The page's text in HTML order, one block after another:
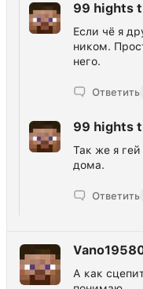
99 hights
Если чё я
ником.
него.
Ответить
99 hights
Так же я
дома.
Ответить
А как